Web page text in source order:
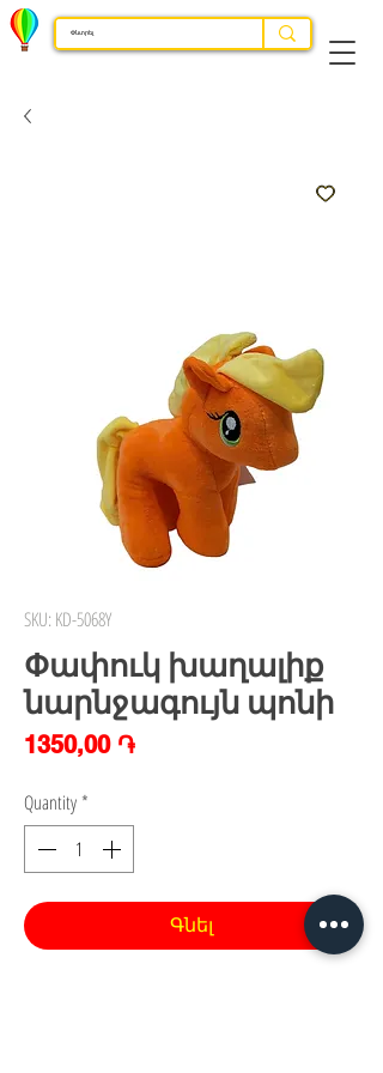
SKU: KD-5068Y
Փափուկ խաղալիք
նարնջագույն պոնի
1350,00 ֏Price
Quantity *
Գնել